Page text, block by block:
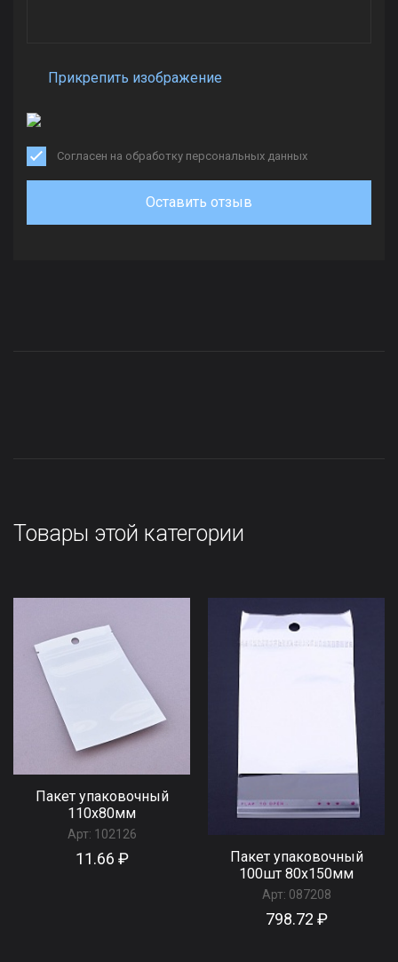
Прикрепить изображение
Согласен на обработку персональных данных
Оставить отзыв
Товары этой категории
Пакет упаковочный
110x80мм
Арт: 102126
11.66 ₽
Пакет упаковочный
100шт 80х150мм
Арт: 087208
798.72 ₽